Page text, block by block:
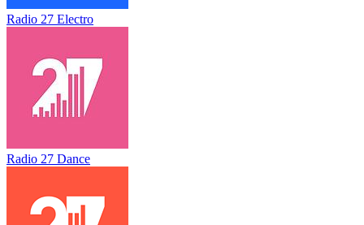
Radio 27 Electro
Radio 27 Dance